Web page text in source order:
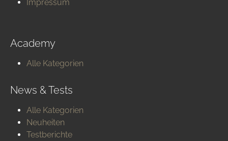
Impressum
Academy
Alle Kategorien
News & Tests
Alle Kategorien
Neuheiten
Testberichte